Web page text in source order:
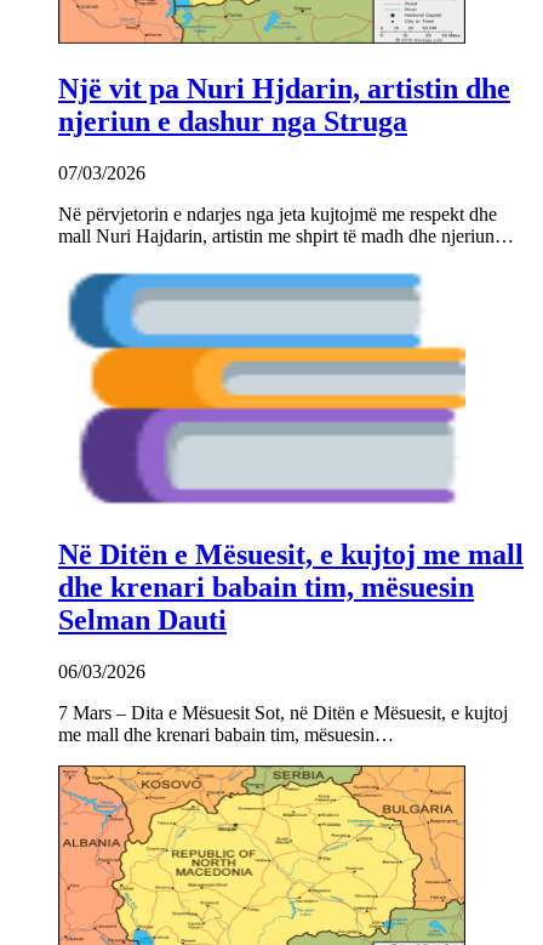
Një vit pa Nuri Hjdarin, artistin dhe
njeriun e dashur nga Struga
07/03/2026
Në përvjetorin e ndarjes nga jeta kujtojmë me respekt dhe
mall Nuri Hajdarin, artistin me shpirt të madh dhe njeriun…
Në Ditën e Mësuesit, e kujtoj me mall
dhe krenari babain tim, mësuesin
Selman Dauti
06/03/2026
7 Mars – Dita e Mësuesit Sot, në Ditën e Mësuesit, e kujtoj
me mall dhe krenari babain tim, mësuesin…